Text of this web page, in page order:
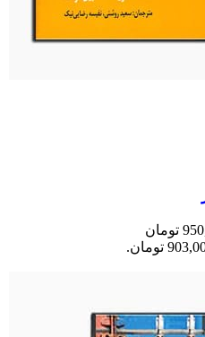
قیمت اصلی: 950,000 تومان